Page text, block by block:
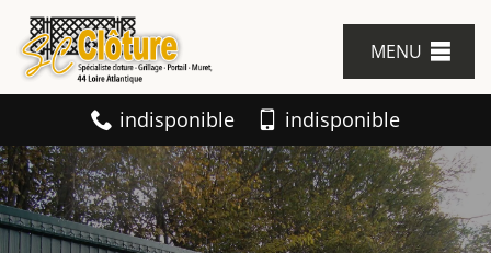
MENU
indisponible indisponible